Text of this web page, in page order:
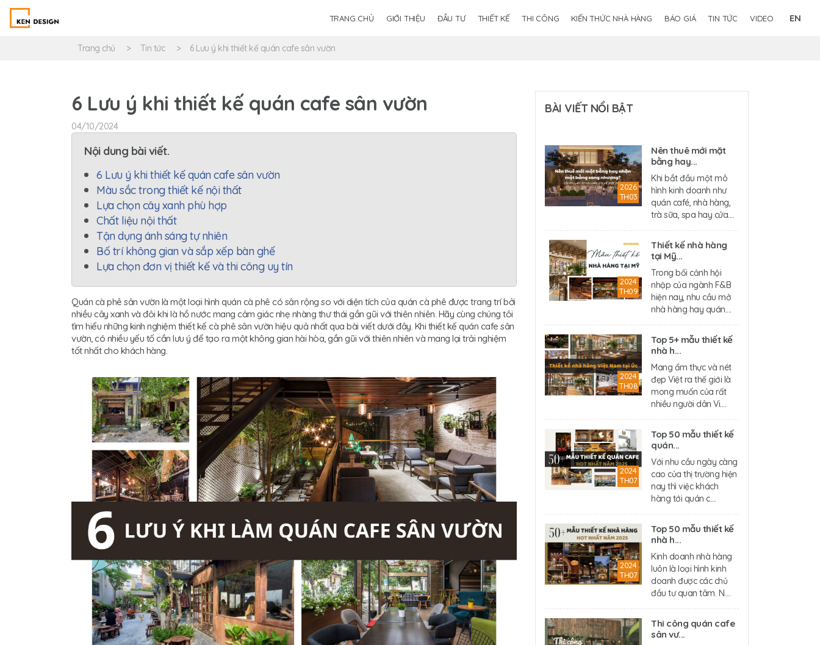
TRANG CHỦ GIỚI THIỆU ĐẦU TƯ THIẾT KẾ THI CÔNG KIẾN THỨC NHÀ HÀNG BÁO GIÁ TIN TỨC VIDEO EN
Trang chủ Tin tức 6 Lưu ý khi thiết kế quán cafe sân vườn
6 Lưu ý khi thiết kế quán cafe sân vườn
04/10/2024
Nội dung bài viết.
6 Lưu ý khi thiết kế quán cafe sân vườn
Màu sắc trong thiết kế nội thất
Lựa chọn cây xanh phù hợp
Chất liệu nội thất
Tận dụng ánh sáng tự nhiên
Bố trí không gian và sắp xếp bàn ghế
Lựa chọn đơn vị thiết kế và thi công uy tín
Quán cà phê sân vườn là một loại hình quán cà phê có sân rộng so với diện tích của quán cà phê được trang trí bởi
nhiều cây xanh và đôi khi là hồ nước mang cảm giác nhẹ nhàng thư thái gần gũi với thiên nhiên. Hãy cùng chúng tôi
tìm hiểu những kinh nghiệm thiết kế cà phê sân vườn hiệu quả nhất qua bài viết dưới đây. Khi thiết kế quán cafe sân
vườn, có nhiều yếu tố cần lưu ý để tạo ra một không gian hài hòa, gần gũi với thiên nhiên và mang lại trải nghiệm
tốt nhất cho khách hàng.
BÀI VIẾT NỔI BẬT
2026
TH03
Nên thuê mới mặt
bằng hay...
Khi bắt đầu một mô
hình kinh doanh như
quán café, nhà hàng,
trà sữa, spa hay cửa....
2024
TH09
Thiết kế nhà hàng
tại Mỹ...
Trong bối cảnh hội
nhập của ngành F&B
hiện nay, nhu cầu mở
nhà hàng hay quán....
2024
TH08
Top 5+ mẫu thiết kế
nhà h...
Mang ẩm thực và nét
đẹp Việt ra thế giới là
mong muốn của rất
nhiều người dân Vi....
2024
TH07
Top 50 mẫu thiết kế
quán...
Với nhu cầu ngày càng
cao của thị trường hiện
nay thì việc khách
hàng tới quán c....
2024
TH07
Top 50 mẫu thiết kế
nhà h...
Kinh doanh nhà hàng
luôn là loại hình kinh
doanh được các chủ
đầu tư quan tâm. N....
Thi công quán cafe
sân vư...